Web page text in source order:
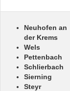
Neuhofen an
der Krems
Wels
Pettenbach
Schlierbach
Sierning
Steyr